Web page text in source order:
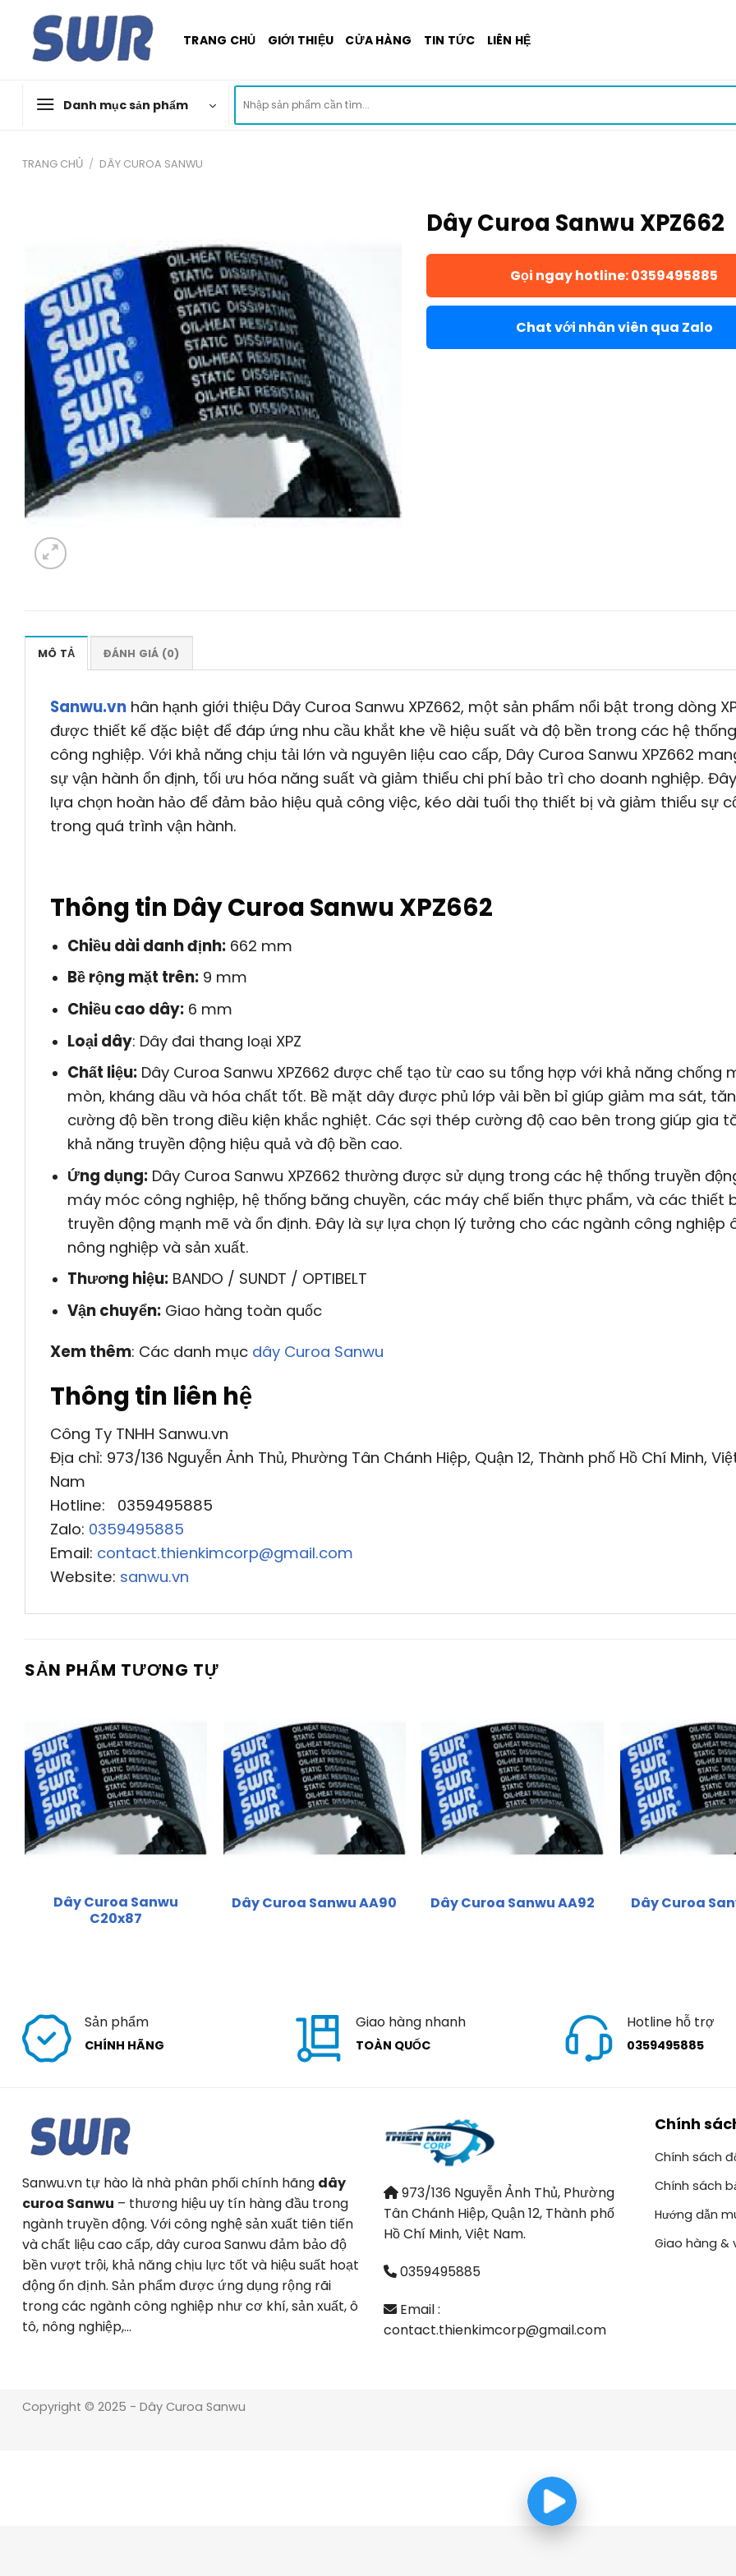
content
TRANG CHỦ GIỚI THIỆU CỬA HÀNG TIN TỨC LIÊN HỆ
Danh mục sản phẩm
kiếm:
TRANG CHỦ / DÂY CUROA SANWU
Dây Curoa Sanwu XPZ662
Gọi ngay hotline: 0359495885
Chat với nhân viên qua Zalo
MÔ TẢ ĐÁNH GIÁ (0)
Sanwu.vn hân hạnh giới thiệu Dây Curoa Sanwu XPZ662, một sản phẩm nổi bật trong dòng
được thiết kế đặc biệt để đáp ứng nhu cầu khắt khe về hiệu suất và độ bền trong các hệ thống
công nghiệp. Với khả năng chịu tải lớn và nguyên liệu cao cấp, Dây Curoa Sanwu XPZ662
sự vận hành ổn định, tối ưu hóa năng suất và giảm thiểu chi phí bảo trì cho doanh nghiệp.
lựa chọn hoàn hảo để đảm bảo hiệu quả công việc, kéo dài tuổi thọ thiết bị và giảm thiểu sự
trong quá trình vận hành.
Thông tin Dây Curoa Sanwu XPZ662
Chiều dài danh định:662 mm
Bề rộng mặt trên:9 mm
Chiều cao dây:6 mm
Loại dây: Dây đai thang loại XPZ
Chất liệu:Dây Curoa Sanwu XPZ662 được chế tạo từ cao su tổng hợp với khả năng chống
mòn, kháng dầu và hóa chất tốt. Bề mặt dây được phủ lớp vải bền bỉ giúp giảm ma sát,
cường độ bền trong điều kiện khắc nghiệt. Các sợi thép cường độ cao bên trong giúp gia
khả năng truyền động hiệu quả và độ bền cao.
Ứng dụng:Dây Curoa Sanwu XPZ662 thường được sử dụng trong các hệ thống truyền
máy móc công nghiệp, hệ thống băng chuyền, các máy chế biến thực phẩm, và các thiết
truyền động mạnh mẽ và ổn định. Đây là sự lựa chọn lý tưởng cho các ngành công nghiệp
nông nghiệp và sản xuất.
Thương hiệu:BANDO / SUNDT / OPTIBELT
Vận chuyển:Giao hàng toàn quốc
Xem thêm: Các danh mục dây Curoa Sanwu
Thông tin liên hệ
Công Ty TNHH Sanwu.vn
Địa chỉ: 973/136 Nguyễn Ảnh Thủ, Phường Tân Chánh Hiệp, Quận 12, Thành phố Hồ Chí Minh,
Nam
Hotline: 0359495885
Zalo: 0359495885
Email: contact.thienkimcorp@gmail.com
Website: sanwu.vn
SẢN PHẨM TƯƠNG TỰ
Dây Curoa Sanwu
C20x87
Dây Curoa Sanwu AA90 Dây Curoa Sanwu AA92 Dây Curoa
Sản phẩm
CHÍNH HÃNG
Giao hàng nhanh
TOÀN QUỐC
Hotline hỗ trợ
0359495885
Sanwu.vn tự hào là nhà phân phối chính hãng dây
curoa Sanwu – thương hiệu uy tín hàng đầu trong
ngành truyền động. Với công nghệ sản xuất tiên tiến
và chất liệu cao cấp, dây curoa Sanwu đảm bảo độ
bền vượt trội, khả năng chịu lực tốt và hiệu suất hoạt
động ổn định. Sản phẩm được ứng dụng rộng rãi
trong các ngành công nghiệp như cơ khí, sản xuất, ô
tô, nông nghiệp,…
973/136 Nguyễn Ảnh Thủ, Phường
Tân Chánh Hiệp, Quận 12, Thành phố
Hồ Chí Minh, Việt Nam.
0359495885
Email :
contact.thienkimcorp@gmail.com
Chính
Chính sách
Chính sách
Hướng dẫn
Giao hàng &
Copyright © 2025 - Dây Curoa Sanwu